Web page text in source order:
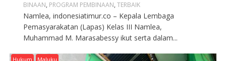
BINAAN, PROGRAM PEMBINAAN, TERBAIK
Namlea, indonesiatimur.co – Kepala Lembaga
Pemasyarakatan (Lapas) Kelas III Namlea,
Muhammad M. Marasabessy ikut serta dalam...
Hukum Maluku